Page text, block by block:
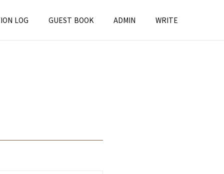
LOG GUEST BOOK ADMIN WRITE